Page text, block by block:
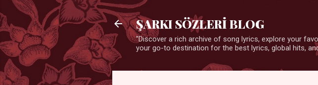
ŞARKI SÖZLERİ BLOG
"Discover a rich archive of song lyrics, explore your
your go-to destination for the best lyrics, global hits,